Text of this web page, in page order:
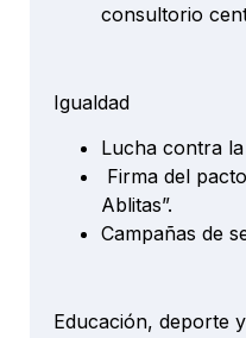
consultorio
Igualdad
Lucha contra
Firma del
Ablitas”.
Campañas de
Educación, deporte